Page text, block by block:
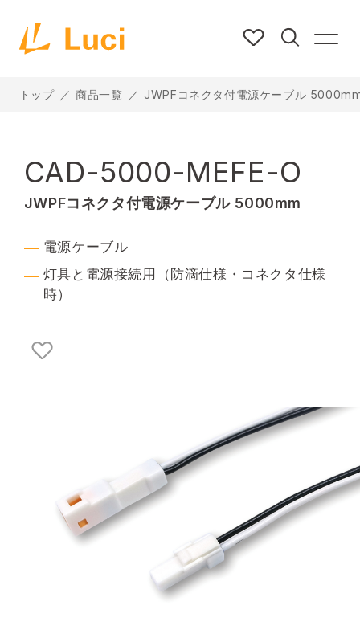
トップ 商品一覧 JWPFコネクタ付電源ケーブル
CAD-5000-MEFE-O
JWPFコネクタ付電源ケーブル 5000mm
電源ケーブル
灯具と電源接続用（防滴仕様・コネクタ仕様
時）